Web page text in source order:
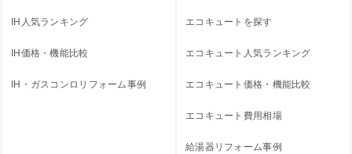
IH人気ランキング
IH価格・機能比較
IH・ガスコンロリフォーム事例
エコキュートを探す
エコキュート人気ランキング
エコキュート価格・機能比較
エコキュート費用相場
給湯器リフォーム事例